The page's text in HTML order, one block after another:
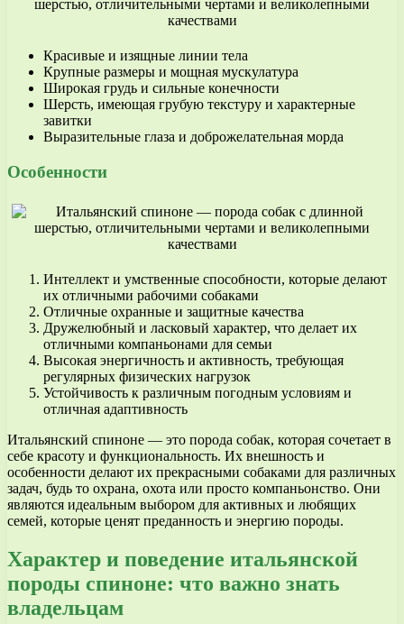
Красивые и изящные линии тела
Крупные размеры и мощная мускулатура
Широкая грудь и сильные конечности
Шерсть, имеющая грубую текстуру и характерные
завитки
Выразительные глаза и доброжелательная морда
Особенности
Интеллект и умственные способности, которые делают
их отличными рабочими собаками
Отличные охранные и защитные качества
Дружелюбный и ласковый характер, что делает их
отличными компаньонами для семьи
Высокая энергичность и активность, требующая
регулярных физических нагрузок
Устойчивость к различным погодным условиям и
отличная адаптивность
Итальянский спиноне — это порода собак, которая сочетает в
себе красоту и функциональность. Их внешность и
особенности делают их прекрасными собаками для различных
задач, будь то охрана, охота или просто компаньонство. Они
являются идеальным выбором для активных и любящих
семей, которые ценят преданность и энергию породы.
Характер и поведение итальянской
породы спиноне: что важно знать
владельцам